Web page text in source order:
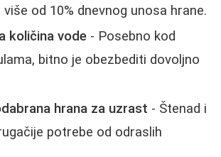
od 10% dnevnog unosa hrane.
količina vode - Posebno kod
bitno je obezbediti dovoljno
hrana za uzrast - Štenad i
potrebe od odraslih